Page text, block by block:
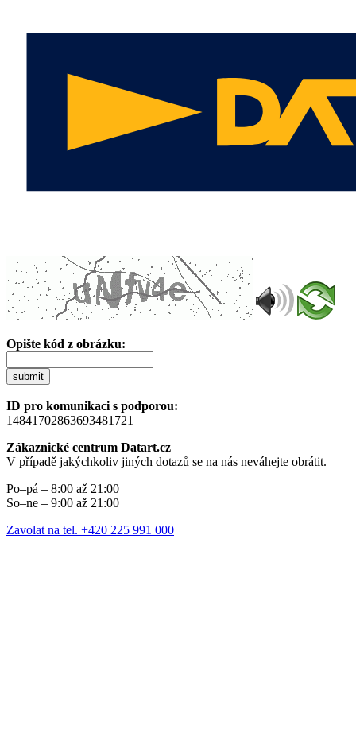
Opište kód z obrázku:
submit
ID pro komunikaci s podporou:
14841702863693481721
Zákaznické centrum Datart.cz
V případě jakýchkoliv jiných dotazů se na nás neváhejte obrátit.
Po–pá – 8:00 až 21:00
So–ne – 9:00 až 21:00
Zavolat na tel. +420 225 991 000